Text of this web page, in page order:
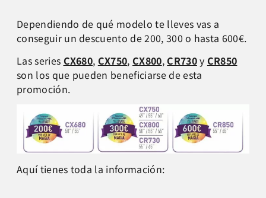
Dependiendo de qué modelo te lleves vas a
conseguir un descuento de 200, 300 o hasta 600€.
Las series CX680, CX750, CX800, CR730y CR850
son los que pueden beneficiarse de esta
promoción.
Aquí tienes toda la información: